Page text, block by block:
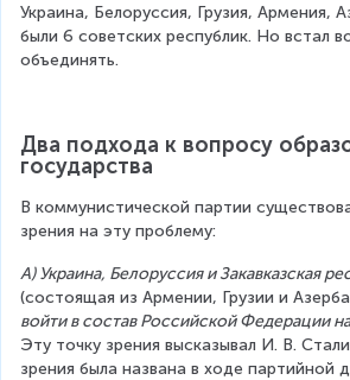
Украина, Белоруссия, Грузия, Армения,
были 6 советских республик. Но встал
объединять.
Два подхода к вопросу
государства
В коммунистической партии
зрения на эту проблему:
А) Украина, Белоруссия и Закавказская
(состоящая из Армении, Грузии и
войти в состав Российской Федерации
Эту точку зрения высказывал И. В.
зрения была названа в ходе партийной